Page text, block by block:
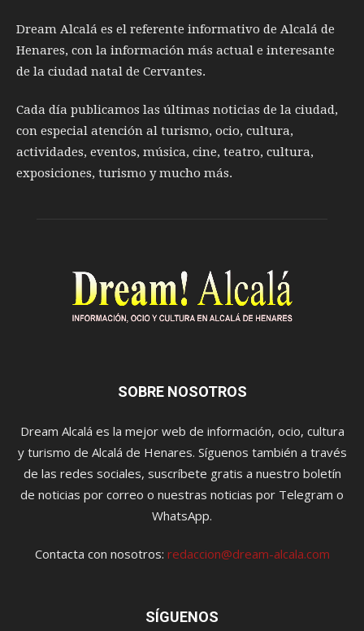
Dream Alcalá es el referente informativo de Alcalá de
Henares, con la información más actual e interesante
de la ciudad natal de Cervantes.
Cada día publicamos las últimas noticias de la ciudad,
con especial atención al turismo, ocio, cultura,
actividades, eventos, música, cine, teatro, cultura,
exposiciones, turismo y mucho más.
SOBRE NOSOTROS
Dream Alcalá es la mejor web de información, ocio, cultura
y turismo de Alcalá de Henares. Síguenos también a través
de las redes sociales, suscríbete gratis a nuestro boletín
de noticias por correo o nuestras noticias por Telegram o
WhatsApp.
Contacta con nosotros: redaccion@dream-alcala.com
SÍGUENOS